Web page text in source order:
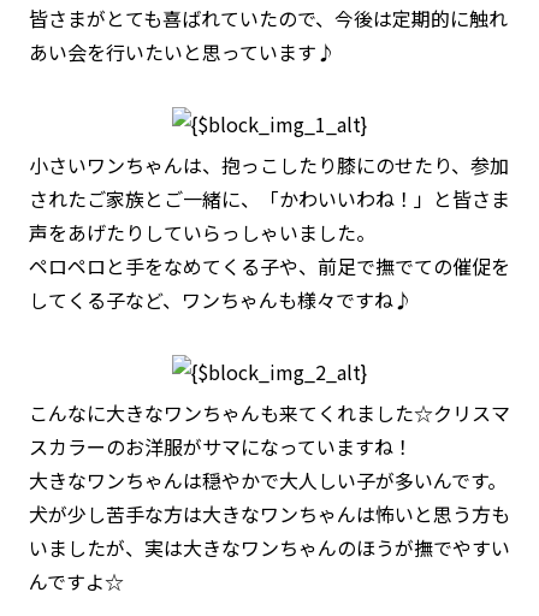
皆さまがとても喜ばれていたので、 今後は定期的に触れ
あい会を行いたいと思っています♪
小さいワンちゃんは、抱っこしたり膝にのせたり、参加
されたご家族とご一緒に、「かわいいわね！」と皆さま
声をあげたりしていらっしゃいました。
ペロペロと手をなめてくる子や、前足で撫でての催促を
してくる子など、ワンちゃんも様々ですね♪
こんなに大きなワンちゃんも来てくれました☆クリスマ
スカラーのお洋服がサマになっていますね！
大きなワンちゃんは穏やかで大人しい子が多いんです。
犬が少し苦手な方は大きなワンちゃんは怖いと思う方も
いましたが、実は大きなワンちゃんのほうが撫でやすい
んですよ☆